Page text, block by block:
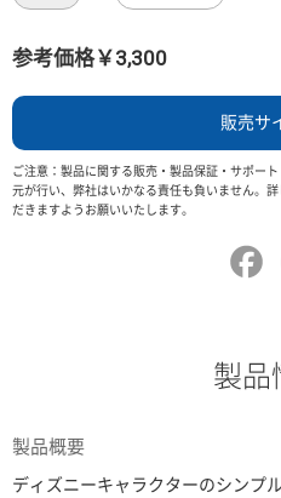
参考価格￥3,300
販売サ
ご注意：製品に関する販売・製品保証・サポー
元が行い、弊社はいかなる責任も負いません。
だきますようお願いいたします。
製品
製品概要
ディズニーキャラクターのシンプ